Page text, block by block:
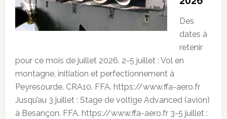
Des
dates à
retenir
pour ce mois de juillet 2026. 2-5 juillet : Vol en
montagne, initiation et perfectionnement à
Peyresourde. CRA10. FFA. https://www.ffa-aero.fr
Jusqu’au 3 juillet : Stage de voltige Advanced (avion)
à Besançon. FFA. https://www.ffa-aero.fr 3-5 juillet :